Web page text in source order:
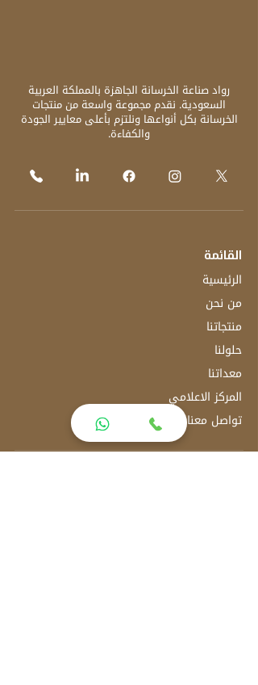
رواد صناعة الخرسانة الجاهزة بالمملكة العربية
السعودية. نقدم مجموعة واسعة من منتجات
الخرسانة بكل أنواعها ونلتزم بأعلى معايير الجودة
والكفاءة.
القائمة
الرئيسية
من نحن
منتجاتنا
حلولنا
معداتنا
المركز الاعلامي
تواصل معنا